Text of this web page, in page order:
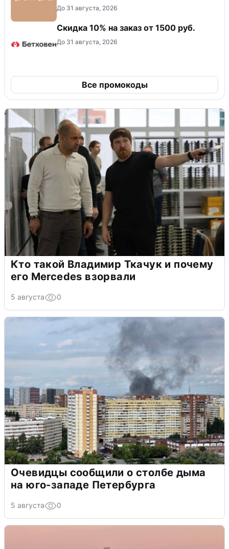
До 31 августа, 2026
Скидка 10% на заказ от 1500 руб.
До 31 августа, 2026
Все промокоды
Кто такой Владимир Ткачук и почему
его Mercedes взорвали
5 августа 0
Очевидцы сообщили о столбе дыма
на юго-западе Петербурга
5 августа 0